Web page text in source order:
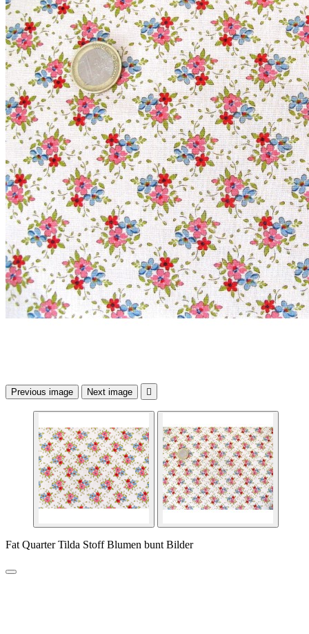
Previous image Next image 
Fat Quarter Tilda Stoff Blumen bunt Bilder